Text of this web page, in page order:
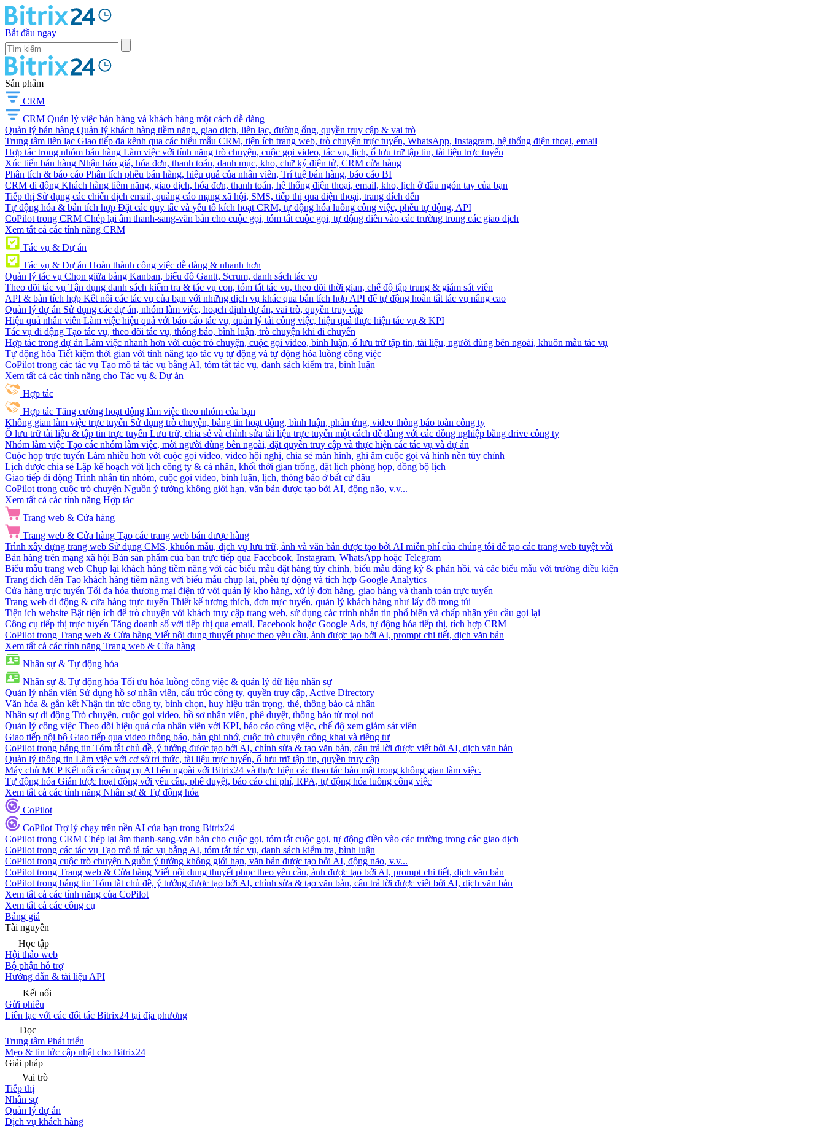
Bắt đầu ngay
Sản phẩm
CRM
CRM Quản lý việc bán hàng và khách hàng một cách dễ dàng
Quản lý bán hàng Quản lý khách hàng tiềm năng, giao dịch, liên lạc, đường ống, quyền truy cập & vai trò
Trung tâm liên lạc Giao tiếp đa kênh qua các biểu mẫu CRM, tiện ích trang web, trò chuyện trực tuyến, WhatsApp, Instagram, hệ thống điện thoại, email
Hợp tác trong nhóm bán hàng Làm việc với tính năng trò chuyện, cuộc gọi video, tác vụ, lịch, ổ lưu trữ tập tin, tài liệu trực tuyến
Xúc tiến bán hàng Nhận báo giá, hóa đơn, thanh toán, danh mục, kho, chữ ký điện tử, CRM cửa hàng
Phân tích & báo cáo Phân tích phễu bán hàng, hiệu quả của nhân viên, Trí tuệ bán hàng, báo cáo BI
CRM di động Khách hàng tiềm năng, giao dịch, hóa đơn, thanh toán, hệ thống điện thoại, email, kho, lịch ở đầu ngón tay của bạn
Tiếp thị Sử dụng các chiến dịch email, quảng cáo mạng xã hội, SMS, tiếp thị qua điện thoại, trang đích đến
Tự động hóa & bản tích hợp Đặt các quy tắc và yếu tố kích hoạt CRM, tự động hóa luồng công việc, phễu tự động, API
CoPilot trong CRM Chép lại âm thanh-sang-văn bản cho cuộc gọi, tóm tắt cuộc gọi, tự động điền vào các trường trong các giao dịch
Xem tất cả các tính năng CRM
Tác vụ & Dự án
Tác vụ & Dự án Hoàn thành công việc dễ dàng & nhanh hơn
Quản lý tác vụ Chọn giữa bảng Kanban, biểu đồ Gantt, Scrum, danh sách tác vụ
Theo dõi tác vụ Tận dụng danh sách kiểm tra & tác vụ con, tóm tắt tác vụ, theo dõi thời gian, chế độ tập trung & giám sát viên
API & bản tích hợp Kết nối các tác vụ của bạn với những dịch vụ khác qua bản tích hợp API để tự động hoàn tất tác vụ nâng cao
Quản lý dự án Sử dụng các dự án, nhóm làm việc, hoạch định dự án, vai trò, quyền truy cập
Hiệu quả nhân viên Làm việc hiệu quả với báo cáo tác vụ, quản lý tải công việc, hiệu quả thực hiện tác vụ & KPI
Tác vụ di động Tạo tác vụ, theo dõi tác vụ, thông báo, bình luận, trò chuyện khi di chuyển
Hợp tác trong dự án Làm việc nhanh hơn với cuộc trò chuyện, cuộc gọi video, bình luận, ổ lưu trữ tập tin, tài liệu, người dùng bên ngoài, khuôn mẫu tác vụ
Tự động hóa Tiết kiệm thời gian với tính năng tạo tác vụ tự động và tự động hóa luồng công việc
CoPilot trong các tác vụ Tạo mô tả tác vụ bằng AI, tóm tắt tác vụ, danh sách kiểm tra, bình luận
Xem tất cả các tính năng cho Tác vụ & Dự án
Hợp tác
Hợp tác Tăng cường hoạt động làm việc theo nhóm của bạn
Không gian làm việc trực tuyến Sử dụng trò chuyện, bảng tin hoạt động, bình luận, phản ứng, video thông báo toàn công ty
Ổ lưu trữ tài liệu & tập tin trực tuyến Lưu trữ, chia sẻ và chỉnh sửa tài liệu trực tuyến một cách dễ dàng với các đồng nghiệp bằng drive công ty
Nhóm làm việc Tạo các nhóm làm việc, mời người dùng bên ngoài, đặt quyền truy cập và thực hiện các tác vụ và dự án
Cuộc họp trực tuyến Làm nhiều hơn với cuộc gọi video, video hội nghị, chia sẻ màn hình, ghi âm cuộc gọi và hình nền tùy chỉnh
Lịch được chia sẻ Lập kế hoạch với lịch công ty & cá nhân, khối thời gian trống, đặt lịch phòng họp, đồng bộ lịch
Giao tiếp di động Trình nhắn tin nhóm, cuộc gọi video, bình luận, lịch, thông báo ở bất cứ đâu
CoPilot trong cuộc trò chuyện Nguồn ý tưởng không giới hạn, văn bản được tạo bởi AI, động não, v.v...
Xem tất cả các tính năng Hợp tác
Trang web & Cửa hàng
Trang web & Cửa hàng Tạo các trang web bán được hàng
Trình xây dựng trang web Sử dụng CMS, khuôn mẫu, dịch vụ lưu trữ, ảnh và văn bản được tạo bởi AI miễn phí của chúng tôi để tạo các trang web tuyệt vời
Bán hàng trên mạng xã hội Bán sản phẩm của bạn trực tiếp qua Facebook, Instagram, WhatsApp hoặc Telegram
Biểu mẫu trang web Chụp lại khách hàng tiềm năng với các biểu mẫu đặt hàng tùy chỉnh, biểu mẫu đăng ký & phản hồi, và các biểu mẫu với trường điều kiện
Trang đích đến Tạo khách hàng tiềm năng với biểu mẫu chụp lại, phễu tự động và tích hợp Google Analytics
Cửa hàng trực tuyến Tối đa hóa thương mại điện tử với quản lý kho hàng, xử lý đơn hàng, giao hàng và thanh toán trực tuyến
Trang web di động & cửa hàng trực tuyến Thiết kế tương thích, đơn trực tuyến, quản lý khách hàng như lấy đồ trong túi
Tiện ích website Bật tiện ích để trò chuyện với khách truy cập trang web, sử dụng các trình nhắn tin phổ biến và chấp nhận yêu cầu gọi lại
Công cụ tiếp thị trực tuyến Tăng doanh số với tiếp thị qua email, Facebook hoặc Google Ads, tự động hóa tiếp thị, tích hợp CRM
CoPilot trong Trang web & Cửa hàng Viết nội dung thuyết phục theo yêu cầu, ảnh được tạo bởi AI, prompt chi tiết, dịch văn bản
Xem tất cả các tính năng Trang web & Cửa hàng
Nhân sự & Tự động hóa
Nhân sự & Tự động hóa Tối ưu hóa luồng công việc & quản lý dữ liệu nhân sự
Quản lý nhân viên Sử dụng hồ sơ nhân viên, cấu trúc công ty, quyền truy cập, Active Directory
Văn hóa & gắn kết Nhận tin tức công ty, bình chọn, huy hiệu trân trọng, thẻ, thông báo cá nhân
Nhân sự di động Trò chuyện, cuộc gọi video, hồ sơ nhân viên, phê duyệt, thông báo từ mọi nơi
Quản lý công việc Theo dõi hiệu quả của nhân viên với KPI, báo cáo công việc, chế độ xem giám sát viên
Giao tiếp nội bộ Giao tiếp qua video thông báo, bản ghi nhớ, cuộc trò chuyện công khai và riêng tư
CoPilot trong bảng tin Tóm tắt chủ đề, ý tưởng được tạo bởi AI, chỉnh sửa & tạo văn bản, câu trả lời được viết bởi AI, dịch văn bản
Quản lý thông tin Làm việc với cơ sở tri thức, tài liệu trực tuyến, ổ lưu trữ tập tin, quyền truy cập
Máy chủ MCP Kết nối các công cụ AI bên ngoài với Bitrix24 và thực hiện các thao tác bảo mật trong không gian làm việc.
Tự động hóa Giản lược hoạt động với yêu cầu, phê duyệt, báo cáo chi phí, RPA, tự động hóa luồng công việc
Xem tất cả các tính năng Nhân sự & Tự động hóa
CoPilot
CoPilot Trợ lý chạy trên nền AI của bạn trong Bitrix24
CoPilot trong CRM Chép lại âm thanh-sang-văn bản cho cuộc gọi, tóm tắt cuộc gọi, tự động điền vào các trường trong các giao dịch
CoPilot trong các tác vụ Tạo mô tả tác vụ bằng AI, tóm tắt tác vụ, danh sách kiểm tra, bình luận
CoPilot trong cuộc trò chuyện Nguồn ý tưởng không giới hạn, văn bản được tạo bởi AI, động não, v.v...
CoPilot trong Trang web & Cửa hàng Viết nội dung thuyết phục theo yêu cầu, ảnh được tạo bởi AI, prompt chi tiết, dịch văn bản
CoPilot trong bảng tin Tóm tắt chủ đề, ý tưởng được tạo bởi AI, chỉnh sửa & tạo văn bản, câu trả lời được viết bởi AI, dịch văn bản
Xem tất cả các tính năng của CoPilot
Xem tất cả các công cụ
Bảng giá
Tài nguyên
Học tập
Hội thảo web
Bộ phận hỗ trợ
Hướng dẫn & tài liệu API
Kết nối
Gửi phiếu
Liên lạc với các đối tác Bitrix24 tại địa phương
Đọc
Trung tâm Phát triển
Mẹo & tin tức cập nhật cho Bitrix24
Giải pháp
Vai trò
Tiếp thị
Nhân sự
Quản lý dự án
Dịch vụ khách hàng